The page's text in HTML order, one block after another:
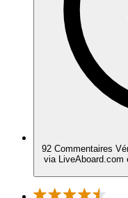
92 Commentaires
via LiveAboard.com